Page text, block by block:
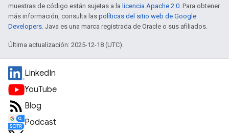
muestras de código están sujetas a la licencia Apache 2.0. Para obtener
más información, consulta las políticas del sitio web de Google
Developers. Java es una marca registrada de Oracle o sus afiliados.
Última actualización: 2025-12-18 (UTC).
LinkedIn
YouTube
Blog
Podcast